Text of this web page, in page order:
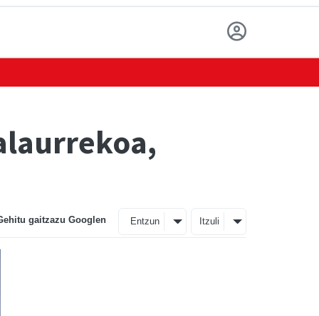
gaitzazu Googlen Entzun Itzuli